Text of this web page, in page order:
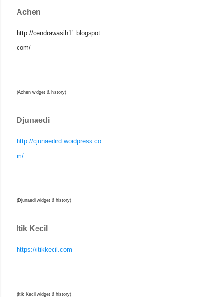
Achen
http://cendrawasih11.blogspot.
com/
(Achen widget & history)
Djunaedi
http://djunaedird.wordpress.co
m/
(Djunaedi widget & history)
Itik Kecil
https://itikkecil.com
(Itik Kecil widget & history)